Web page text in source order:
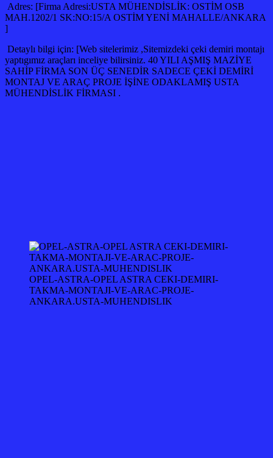
Adres: [Firma Adresi:USTA MÜHENDİSLİK: OSTİM OSB
MAH.1202/1 SK:NO:15/A OSTİM YENİ MAHALLE/ANKARA
]
Detaylı bilgi için: [Web sitelerimiz ,Sitemizdeki çeki demiri montajı
yaptıgımız araçları inceliye bilirsiniz. 40 YILI AŞMIŞ MAZİYE
SAHİP FİRMA SON ÜÇ SENEDİR SADECE ÇEKİ DEMİRİ
MONTAJ VE ARAÇ PROJE İŞİNE ODAKLAMIŞ USTA
MÜHENDİSLİK FİRMASI .
OPEL-ASTRA-OPEL ASTRA CEKI-DEMIRI-
TAKMA-MONTAJI-VE-ARAC-PROJE-
ANKARA.USTA-MUHENDISLIK